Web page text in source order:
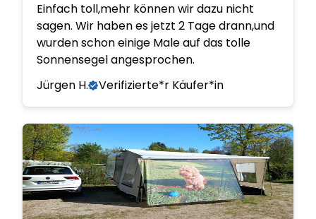
Einfach toll,mehr können wir dazu nicht
sagen. Wir haben es jetzt 2 Tage drann,und
wurden schon einige Male auf das tolle
Sonnensegel angesprochen.
Jürgen H.
Verifizierte*r Käufer*in